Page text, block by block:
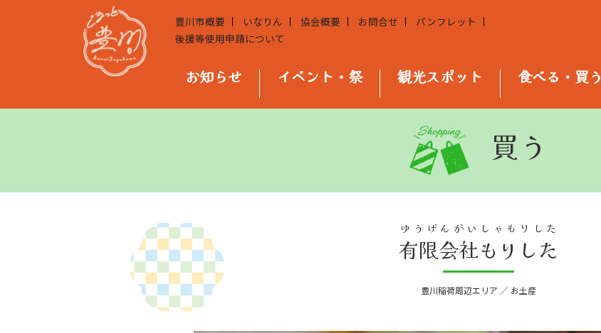
豊川市概要 いなりん 協会概要 お問合せ
パンフレット
後援等使用申請について
お知らせ イベント・祭 観光スポット 食べる・買う
買う
有限会社もりした
ゆうげんがいしゃもりした
豊川稲荷周辺エリア ／ お土産